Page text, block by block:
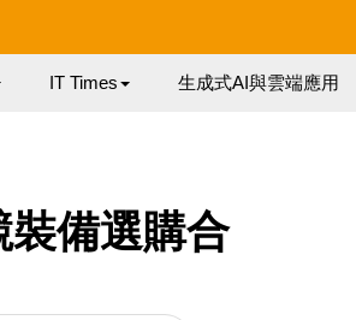
IT Times 生成式AI與雲端應用
裝備選購合